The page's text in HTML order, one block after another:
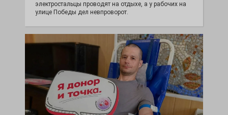
электростальцы проводят на отдыхе, а у рабочих на
улице Победы дел невпроворот.